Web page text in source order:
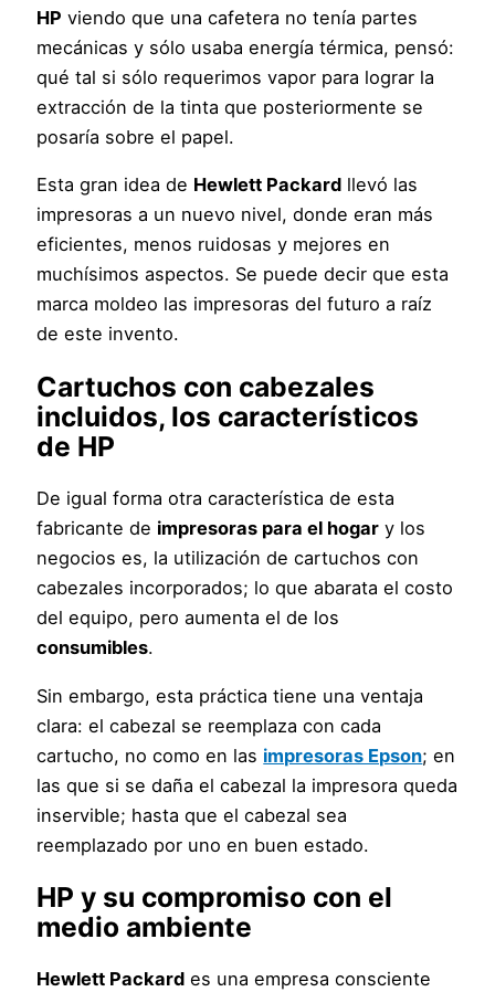
HP viendo que una cafetera no tenía partes
mecánicas y sólo usaba energía térmica, pensó:
qué tal si sólo requerimos vapor para lograr la
extracción de la tinta que posteriormente se
posaría sobre el papel.
Esta gran idea de Hewlett Packard llevó las
impresoras a un nuevo nivel, donde eran más
eficientes, menos ruidosas y mejores en
muchísimos aspectos. Se puede decir que esta
marca moldeo las impresoras del futuro a raíz
de este invento.
Cartuchos con cabezales
incluidos, los característicos
de HP
De igual forma otra característica de esta
fabricante de impresoras para el hogar y los
negocios es, la utilización de cartuchos con
cabezales incorporados; lo que abarata el costo
del equipo, pero aumenta el de los
consumibles.
Sin embargo, esta práctica tiene una ventaja
clara: el cabezal se reemplaza con cada
cartucho, no como en las impresoras Epson; en
las que si se daña el cabezal la impresora queda
inservible; hasta que el cabezal sea
reemplazado por uno en buen estado.
HP y su compromiso con el
medio ambiente
Hewlett Packard es una empresa consciente